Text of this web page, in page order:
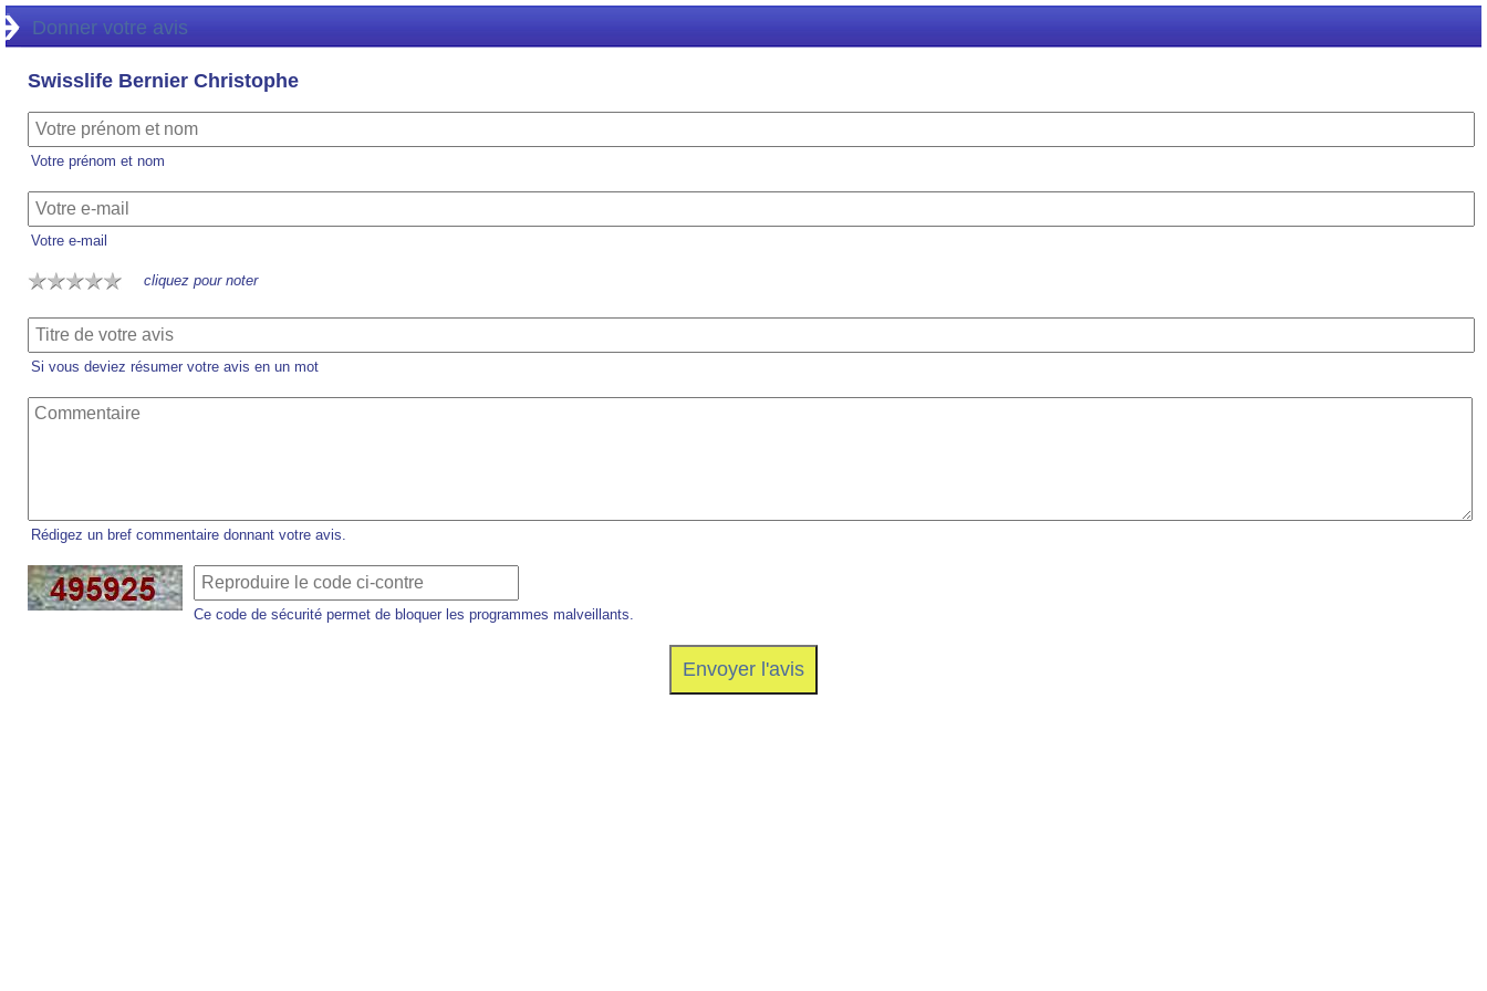
Donner votre avis
Swisslife Bernier Christophe
Votre prénom et nom
Votre e-mail
cliquez pour noter
Si vous deviez résumer votre avis en un mot
Rédigez un bref commentaire donnant votre avis.
Ce code de sécurité permet de bloquer les programmes malveillants.